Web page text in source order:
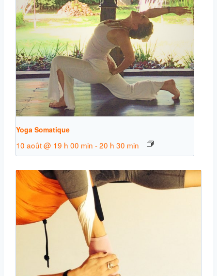
Yoga Somatique
10 août @ 19 h 00 min -20 h 30 min